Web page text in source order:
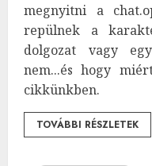
megnyitni a
repülnek a
dolgozat vagy
nem...és hogy
cikkünkben.
TOVÁBBI RÉSZLETEK